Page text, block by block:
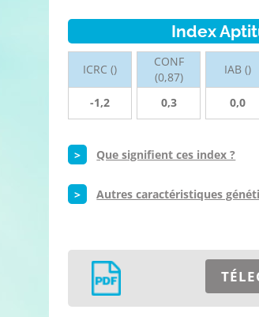
Index
ICRC ()
-1,2
CONF
(0,87)
0,3
IAB ()
0,0
> Que signifient ces index ?
> Autres caractéristiques